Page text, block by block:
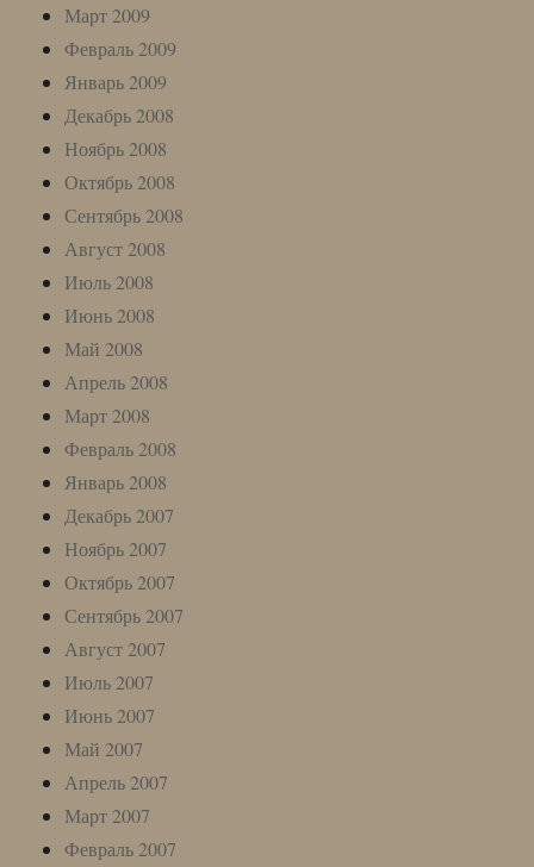
Март 2009
Февраль 2009
Январь 2009
Декабрь 2008
Ноябрь 2008
Октябрь 2008
Сентябрь 2008
Август 2008
Июль 2008
Июнь 2008
Май 2008
Апрель 2008
Март 2008
Февраль 2008
Январь 2008
Декабрь 2007
Ноябрь 2007
Октябрь 2007
Сентябрь 2007
Август 2007
Июль 2007
Июнь 2007
Май 2007
Апрель 2007
Март 2007
Февраль 2007